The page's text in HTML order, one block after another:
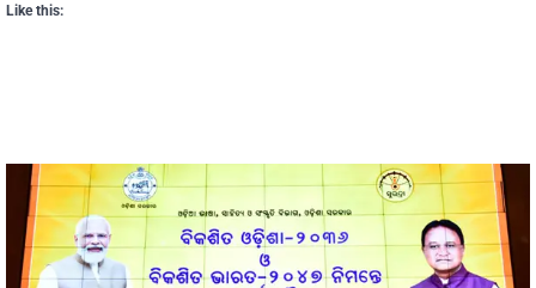
Like this: